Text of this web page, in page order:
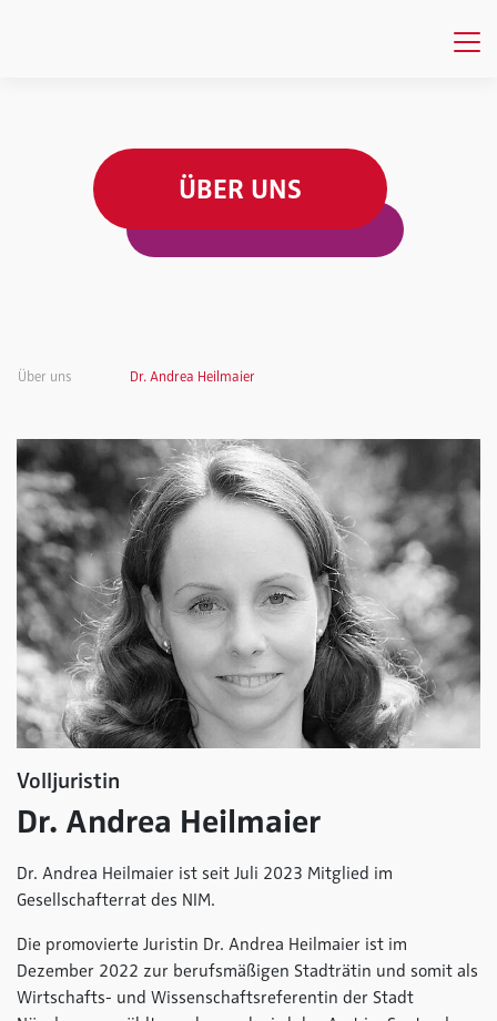
ÜBER UNS
Über uns Dr. Andrea Heilmaier
Volljuristin
Dr. Andrea Heilmaier
Dr. Andrea Heilmaier ist seit Juli 2023 Mitglied im
Gesellschafterrat des NIM.
Die promovierte Juristin Dr. Andrea Heilmaier ist im
Dezember 2022 zur berufsmäßigen Stadträtin und somit als
Wirtschafts- und Wissenschaftsreferentin der Stadt